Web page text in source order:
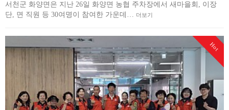
서천군 화양면은 지난 26일 화양면 농협 주차장에서 새마을회, 이장
단, 면 직원 등 30여명이 참여한 가운데… 더보기
Hot